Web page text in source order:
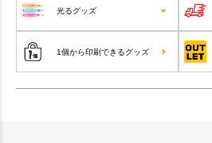
光るグッズ
1個から印刷できるグッズ